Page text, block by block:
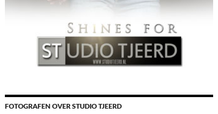
FOTOGRAFEN OVER STUDIO TJEERD